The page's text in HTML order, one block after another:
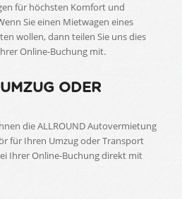
für höchsten Komfort und
Sie einen Mietwagen eines
wollen, dann teilen Sie uns dies
Online-Buchung mit.
ODER
die ALLROUND Autovermietung
für Ihren Umzug oder Transport
Ihrer Online-Buchung direkt mit